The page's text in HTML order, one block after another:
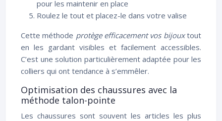
pour les maintenir en place
Roulez le tout et placez-le dans votre valise
Cette méthode protège efficacement vos bijouxtout
en les gardant visibles et facilement accessibles.
C’est une solution particulièrement adaptée pour les
colliers qui ont tendance à s’emmêler.
Optimisation des chaussures avec la
méthode talon-pointe
Les chaussures sont souvent les articles les plus